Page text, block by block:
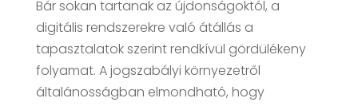
Bár sokan tartanak az újdonságoktól, a
digitális rendszerekre való átállás a
tapasztalatok szerint rendkívül gördülékeny
folyamat. A jogszabályi környezetről
általánosságban elmondható, hogy